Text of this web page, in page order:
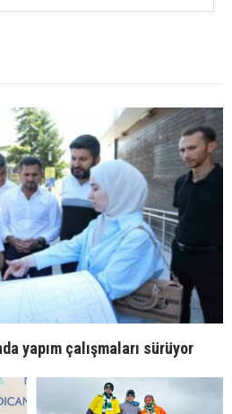
yapım çalışmaları sürüyor